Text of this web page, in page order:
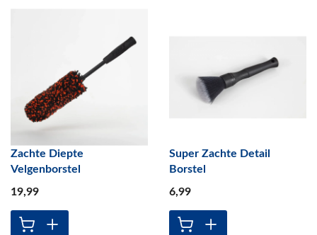
Zachte Diepte
Velgenborstel
19,99
Super Zachte Detail
Borstel
6,99